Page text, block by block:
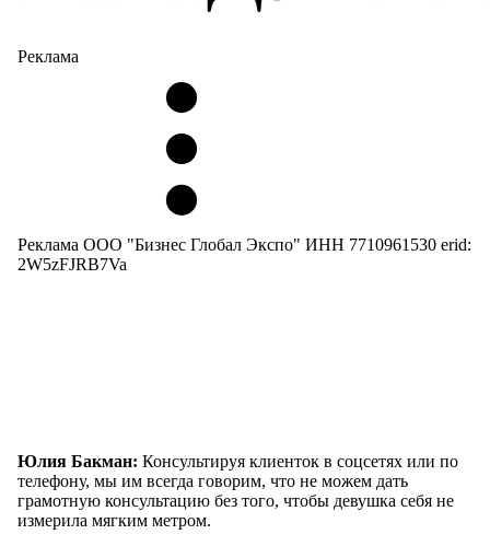
Реклама
Реклама ООО "Бизнес Глобал Экспо" ИНН 7710961530 erid:
2W5zFJRB7Va
Юлия Бакман: Консультируя клиенток в соцсетях или по
телефону, мы им всегда говорим, что не можем дать
грамотную консультацию без того, чтобы девушка себя не
измерила мягким метром.